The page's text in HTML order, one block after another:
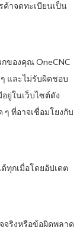
ค้าจดทะเบียนเป็น
กของคุณ OneCNC
และไม่รับผิดชอบ
ยู่ในเว็บไซต์ดัง
ๆ ที่อาจเชื่อมโยงกับ
ทุกเมื่อโดยอัปเดต
จริงหรือข้อผิดพลาด